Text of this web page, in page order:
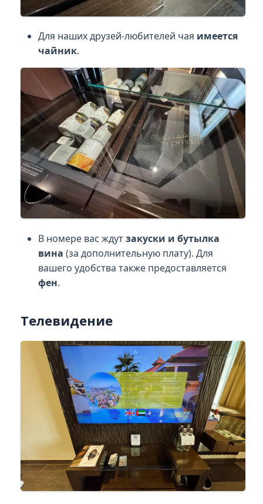
Для наших друзей-любителей чая имеется
чайник.
В номере вас ждутзакуски и бутылка
вина (за дополнительную плату). Для
вашего удобства также предоставляется
фен.
Телевидение